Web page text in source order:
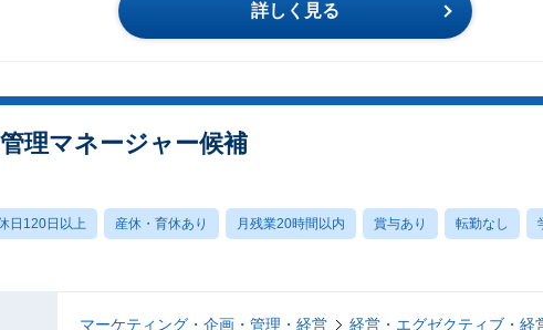
詳しく見る
理マネージャー候補
日120日以上 産休・育休あり 月残業20時間以内 賞与あり 転勤なし
マーケティング・企画・管理・経営 経営・エグゼクティブ・経